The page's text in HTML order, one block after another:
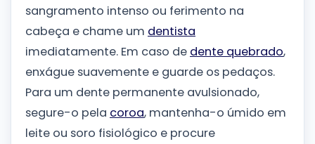
sangramento intenso ou ferimento na
cabeça e chame um dentista
imediatamente. Em caso de dente quebrado,
enxágue suavemente e guarde os pedaços.
Para um dente permanente avulsionado,
segure-o pela coroa, mantenha-o úmido em
leite ou soro fisiológico e procure